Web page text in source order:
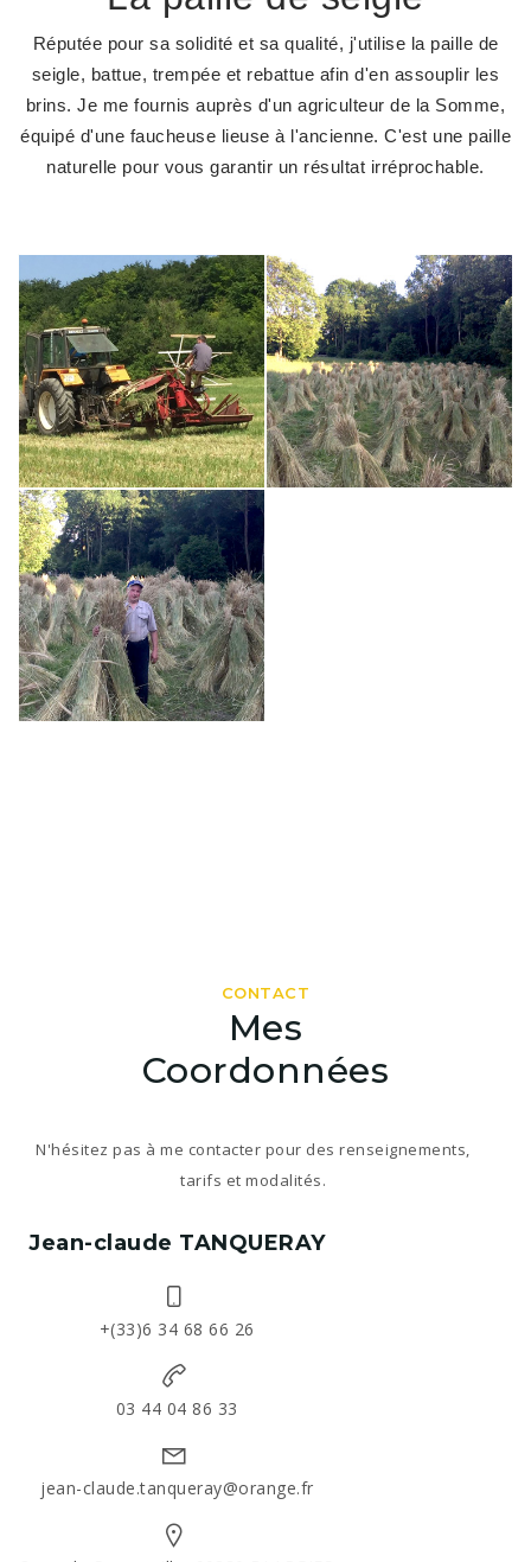
Réputée pour sa solidité et sa qualité, j'utilise la paille de
seigle, battue, trempée et rebattue afin d'en assouplir les
brins. Je me fournis auprès d'un agriculteur de la Somme,
équipé d'une faucheuse lieuse à l'ancienne. C'est une paille
naturelle pour vous garantir un résultat irréprochable.
Mes
Coordonnées
CONTACT
N'hésitez pas à me contacter pour des renseignements,
tarifs et modalités.
Jean-claude TANQUERAY
+(33)6 34 68 66 26
03 44 04 86 33
jean-claude.tanqueray@orange.fr